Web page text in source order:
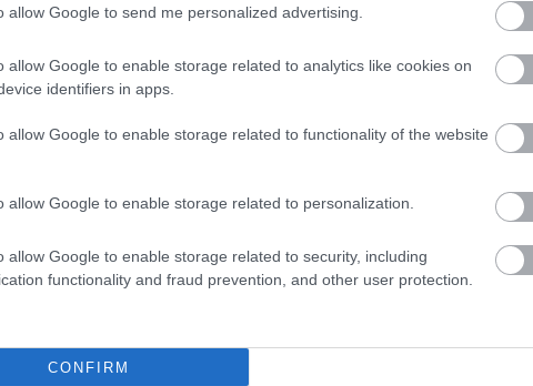
allow Google to send me personalized advertising.
allow Google to enable storage related to analytics like cookies on
identifiers in apps.
allow Google to enable storage related to functionality of the website
allow Google to enable storage related to personalization.
allow Google to enable storage related to security, including
functionality and fraud prevention, and other user protection.
CONFIRM